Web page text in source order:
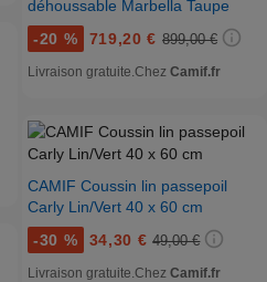
déhoussable Marbella Taupe
-20 % 719,20 € 899,00 €
Livraison gratuite.Chez Camif.fr
CAMIF Coussin lin passepoil
Carly Lin/Vert 40 x 60 cm
-30 % 34,30 € 49,00 €
Livraison gratuite. Chez Camif.fr